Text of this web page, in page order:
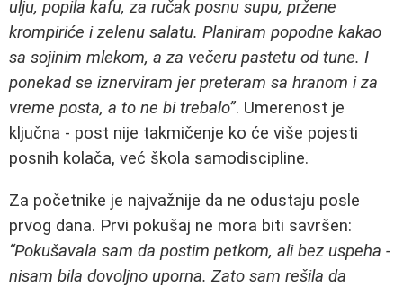
ulju, popila kafu, za ručak posnu supu, pržene
krompiriće i zelenu salatu. Planiram popodne kakao
sa sojinim mlekom, a za večeru pastetu od tune. I
ponekad se iznerviram jer preteram sa hranom i za
vreme posta, a to ne bi trebalo”. Umerenost je
ključna - post nije takmičenje ko će više pojesti
posnih kolača, već škola samodiscipline.
Za početnike je najvažnije da ne odustaju posle
prvog dana. Prvi pokušaj ne mora biti savršen:
“Pokušavala sam da postim petkom, ali bez uspeha -
nisam bila dovoljno uporna. Zato sam rešila da